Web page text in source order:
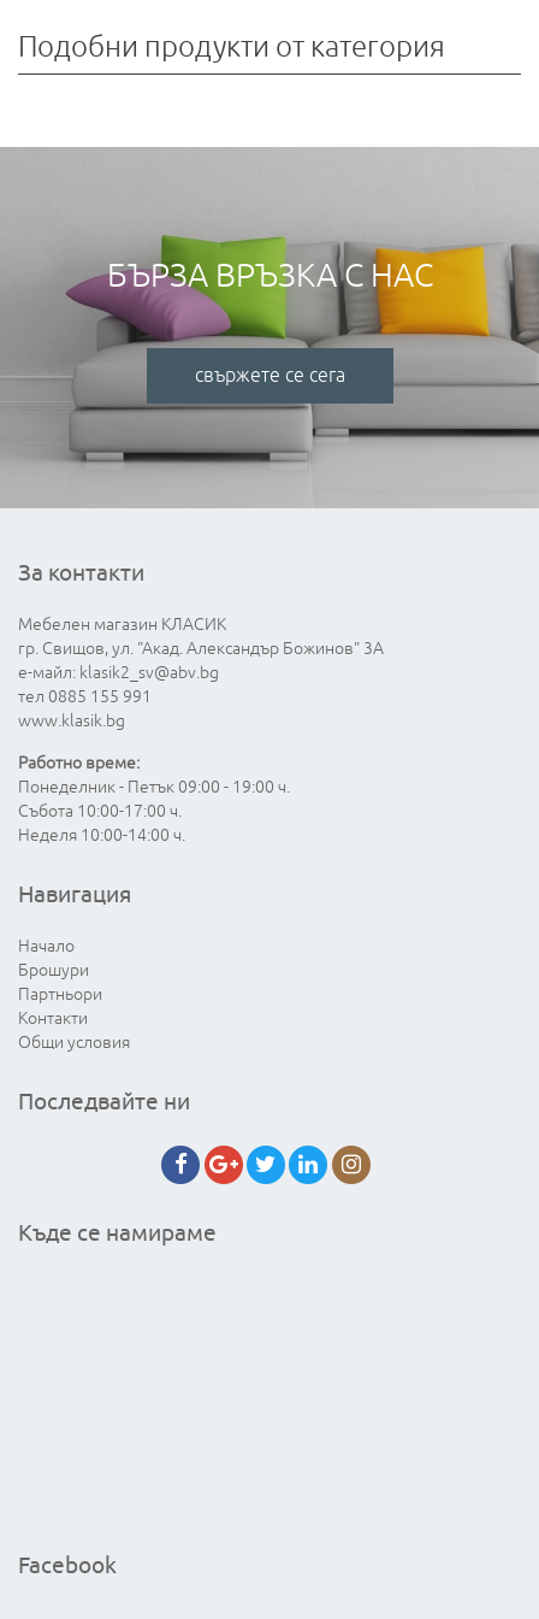
Подобни продукти от категория
БЪРЗА ВРЪЗКА С НАС
свържете се сега
За контакти
Мебелен магазин КЛАСИК
гр. Свищов, ул. "Акад. Александър Божинов" 3А
е-майл: klasik2_sv@abv.bg
тел 0885 155 991
www.klasik.bg
Работно време:
Понеделник - Петък 09:00 - 19:00 ч.
Събота 10:00-17:00 ч.
Неделя 10:00-14:00 ч.
Навигация
Начало
Брошури
Партньори
Контакти
Общи условия
Последвайте ни
Къде се намираме
Facebook